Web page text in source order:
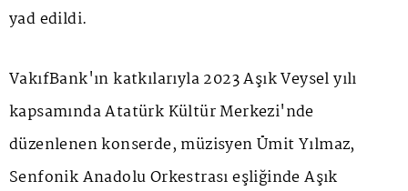
yad edildi.
VakıfBank'ın katkılarıyla 2023 Aşık Veysel yılı
kapsamında Atatürk Kültür Merkezi'nde
düzenlenen konserde, müzisyen Ümit Yılmaz,
Senfonik Anadolu Orkestrası eşliğinde Aşık